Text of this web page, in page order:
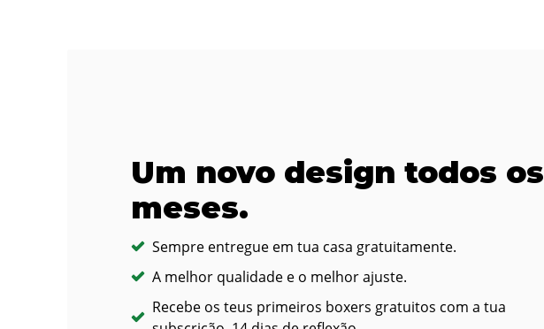
Um novo design todos os
meses.
Sempre entregue em tua casa gratuitamente.
A melhor qualidade e o melhor ajuste.
Recebe os teus primeiros boxers gratuitos com a tua